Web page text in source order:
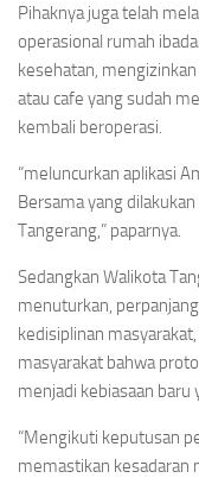
Pihaknya juga telah
operasional rumah
kesehatan,
atau cafe yang sudah
kembali beroperasi.
“meluncurkan aplikasi
Bersama yang
Tangerang,” paparnya.
Sedangkan Walikota
menuturkan,
kedisiplinan
masyarakat bahwa
menjadi kebiasaan baru
“Mengikuti keputusan
memastikan kesadaran